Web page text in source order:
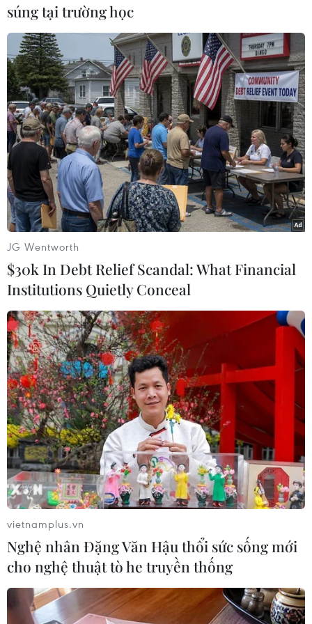
#Kết quả bóng
#AFF Suzuki Cup 2018
#Đội tuyển Việt Nam
#Triều Tiên
#Nhà vô địch AFF Suzuki Cup
#Giao hữu quốc tế
#Asian Cup 2018
Triều Tiên
Theo dõi VietnamPlus
TIN LIÊN QUAN
súng tại trường học
JG Wentworth
$30k In Debt Relief Scandal: What Financial
Institutions Quietly Conceal
vietnamplus.vn
Nghệ nhân Đặng Văn Hậu thổi sức sống mới
cho nghệ thuật tò he truyền thống